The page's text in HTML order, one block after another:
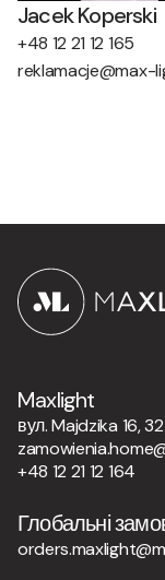
Jacek Koperski
+48 12 21 12 165
reklamacje@max-
Maxlight
вул. Majdzika 16,
+48 12 21 12 164
Глобальні